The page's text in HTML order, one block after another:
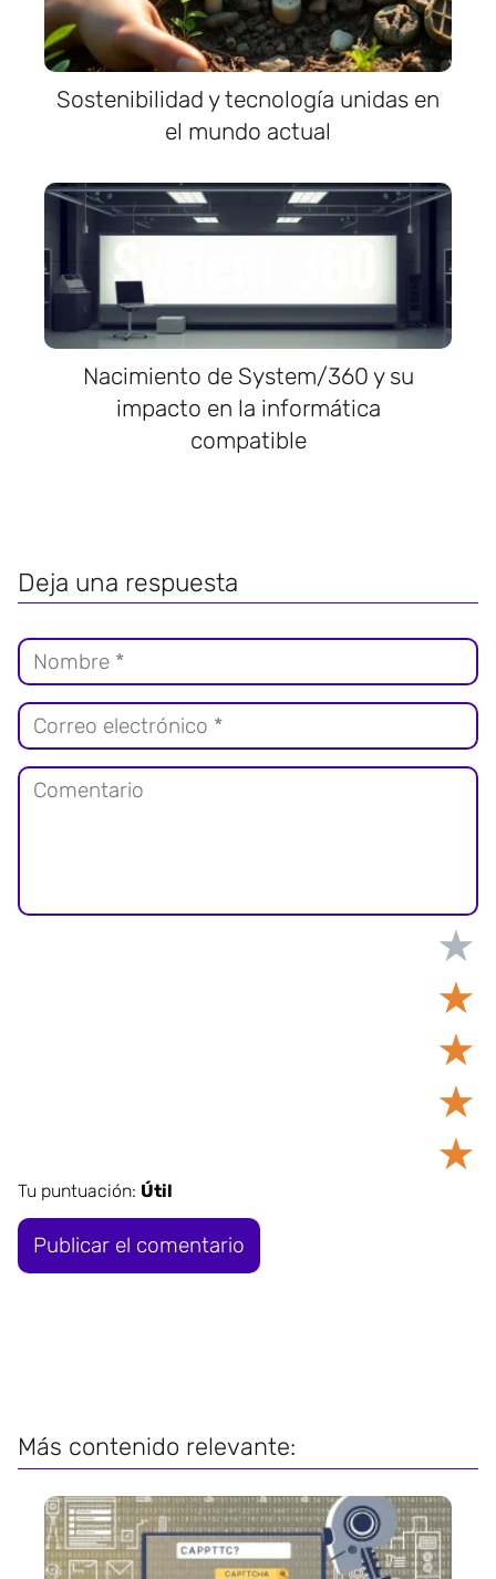
Sostenibilidad y tecnología unidas en
el mundo actual
Nacimiento de System/360 y su
impacto en la informática
compatible
Deja una respuesta
★
★
★
★
★
Tu puntuación: Útil
Más contenido relevante: